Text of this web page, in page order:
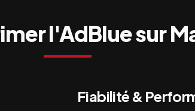
l'AdBlue sur
Fiabilité &